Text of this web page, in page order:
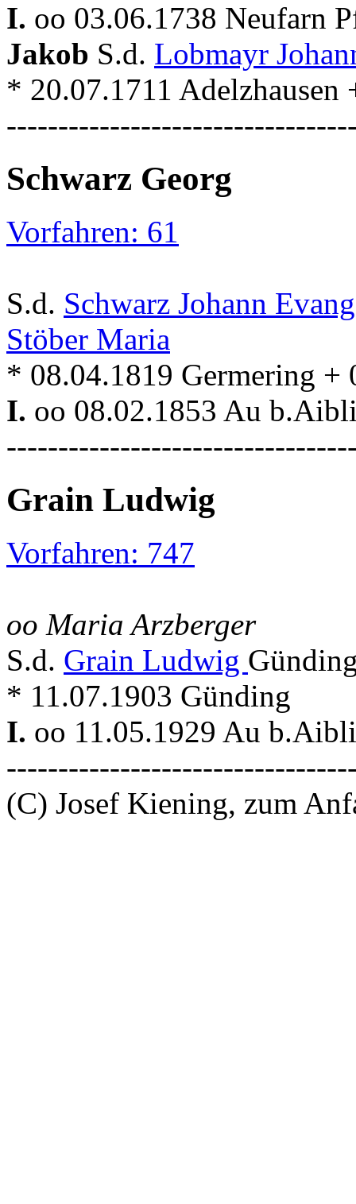
I. oo 03.06.1738 Neufarn
Jakob S.d. Lobmayr
* 20.07.1711 Adelzhausen
Schwarz Georg
Vorfahren: 61
S.d. Schwarz Johann
Stöber Maria
* 08.04.1819 Germering
I. oo 08.02.1853 Au
Grain Ludwig
Vorfahren: 747
oo Maria Arzberger
S.d. Grain Ludwig
* 11.07.1903 Günding
I. oo 11.05.1929 Au
(C) Josef Kiening, zum